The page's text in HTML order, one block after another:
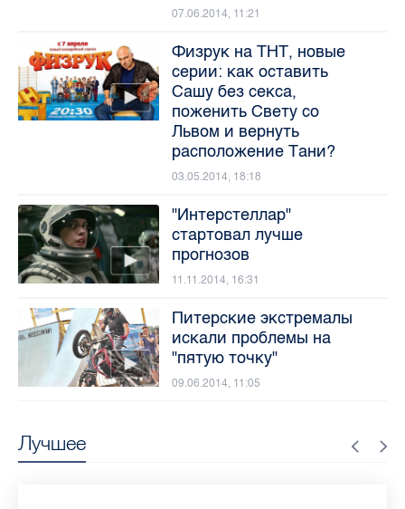
Лучшее
07.06.2014, 11:21
Физрук на ТНТ, новые
серии: как оставить
Сашу без секса,
поженить Свету со
Львом и вернуть
расположение Тани?
03.05.2014, 18:18
"Интерстеллар"
стартовал лучше
прогнозов
11.11.2014, 16:31
Питерские экстремалы
искали проблемы на
"пятую точку"
09.06.2014, 11:05